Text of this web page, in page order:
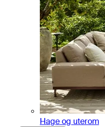
Hage og uterom